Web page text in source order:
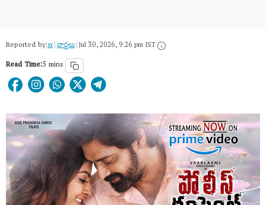
Reported by:sr|వార్త‌లు|Jul 30, 2026, 9:26 pm IST
Read Time:5 mins